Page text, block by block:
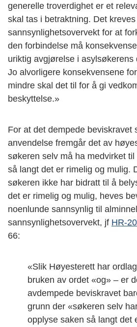
generelle troverdighet er et
skal tas i betraktning. Det
sannsynlighetsovervekt for at
den forbindelse må
uriktig avgjørelse i asylsøkerens
Jo alvorligere konsekvensene
mindre skal det til for å gi
beskyttelse.»
For at det dempede beviskravet
anvendelse fremgår det av
søkeren selv må ha medvirket
så langt det er rimelig og mulig.
søkeren ikke har bidratt til å
det er rimelig og mulig, heves
noenlunde sannsynlig til
sannsynlighetsovervekt, jf HR-
66:
«Slik Høyesterett har
bruken av ordet «og» – er
avdempede beviskravet
grunn der «søkeren selv
opplyse saken så langt det